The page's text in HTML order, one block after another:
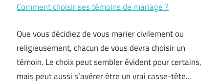
Comment choisir ses témoins de mariage ?
Que vous décidiez de vous marier civilement ou
religieusement, chacun de vous devra choisir un
témoin. Le choix peut sembler évident pour certains,
mais peut aussi s’avérer être un vrai casse-tête…